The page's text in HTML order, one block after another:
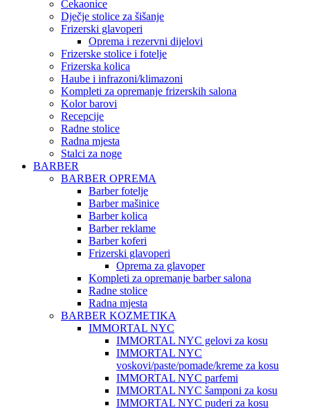
Čekaonice
Dječje stolice za šišanje
Frizerski glavoperi
Oprema i rezervni dijelovi
Frizerske stolice i fotelje
Frizerska kolica
Haube i infrazoni/klimazoni
Kompleti za opremanje frizerskih salona
Kolor barovi
Recepcije
Radne stolice
Radna mjesta
Stalci za noge
BARBER
BARBER OPREMA
Barber fotelje
Barber mašinice
Barber kolica
Barber reklame
Barber koferi
Frizerski glavoperi
Oprema za glavoper
Kompleti za opremanje barber salona
Radne stolice
Radna mjesta
BARBER KOZMETIKA
IMMORTAL NYC
IMMORTAL NYC gelovi za kosu
IMMORTAL NYC
voskovi/paste/pomade/kreme za kosu
IMMORTAL NYC parfemi
IMMORTAL NYC šamponi za kosu
IMMORTAL NYC puderi za kosu